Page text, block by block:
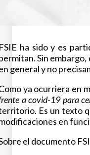
ha sido y es
Sin embargo,
general y no
ya ocurriera en
a covid-19 para
Es un texto
en
el documento